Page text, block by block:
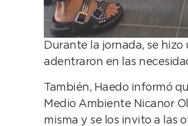
Durante la jornada, se
adentraron en las
También, Haedo informó
Medio Ambiente Nicanor
misma y se los invito a las